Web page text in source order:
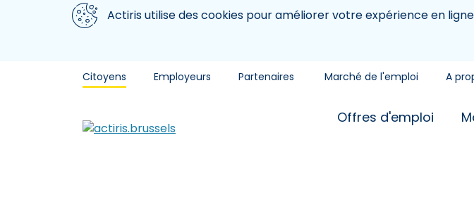
Aller au contenu principal
Nous utilisons des cookiesActiris utilise des cookies pour améliorer votre expérience en
Citoyens Employeurs Partenaires Marché de l'emploi A
Offres d'emploi